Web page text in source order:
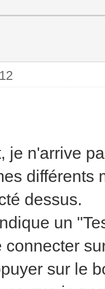
je n'arrive
différents
dessus.
un
connecter
sur le